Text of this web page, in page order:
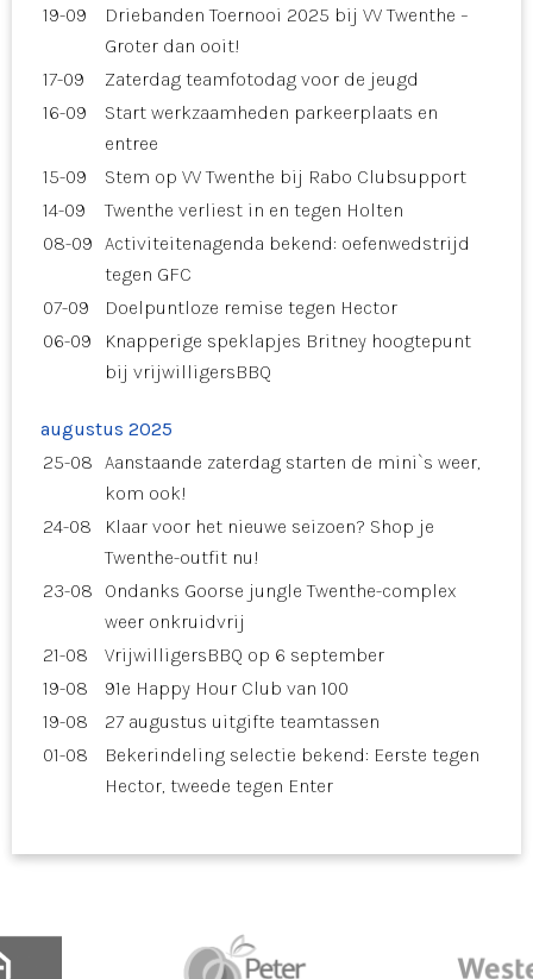
19-09
Driebanden Toernooi 2025 bij VV Twenthe –
Groter dan ooit!
17-09
Zaterdag teamfotodag voor de jeugd
16-09
Start werkzaamheden parkeerplaats en
entree
15-09
Stem op VV Twenthe bij Rabo Clubsupport
14-09
Twenthe verliest in en tegen Holten
08-09 Activiteitenagenda bekend: oefenwedstrijd
tegen GFC
07-09
Doelpuntloze remise tegen Hector
06-09
Knapperige speklapjes Britney hoogtepunt
bij vrijwilligersBBQ
augustus 2025
25-08 Aanstaande zaterdag starten de mini`s weer,
kom ook!
24-08
Klaar voor het nieuwe seizoen? Shop je
Twenthe-outfit nu!
23-08
Ondanks Goorse jungle Twenthe-complex
weer onkruidvrij
21-08
VrijwilligersBBQ op 6 september
19-08
91e Happy Hour Club van 100
19-08
27 augustus uitgifte teamtassen
01-08
Bekerindeling selectie bekend: Eerste tegen
Hector, tweede tegen Enter